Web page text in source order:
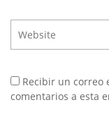
Recibir un correo
comentarios a esta